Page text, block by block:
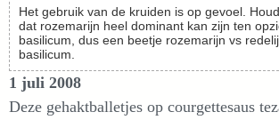
Het gebruik van de kruiden is op gevoel. Houd er rekening mee
dat rozemarijn heel dominant kan zijn ten
basilicum, dus een beetje rozemarijn vs
basilicum.
1 juli 2008
Deze gehaktballetjes op courgettesaus